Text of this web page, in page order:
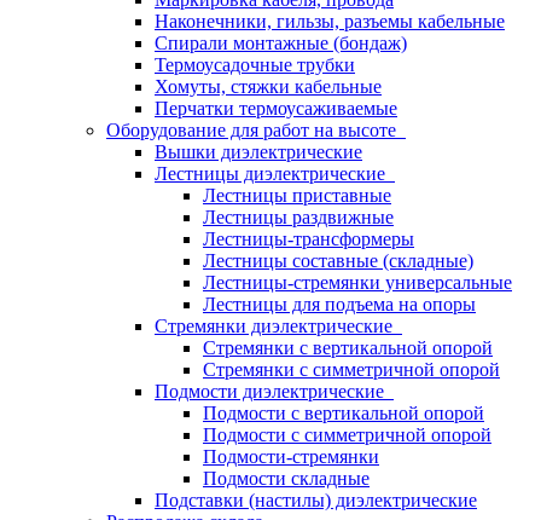
Наконечники, гильзы, разъемы кабельные
Спирали монтажные (бондаж)
Термоусадочные трубки
Хомуты, стяжки кабельные
Перчатки термоусаживаемые
Оборудование для работ на высоте
Вышки диэлектрические
Лестницы диэлектрические
Лестницы приставные
Лестницы раздвижные
Лестницы-трансформеры
Лестницы составные (складные)
Лестницы-стремянки универсальные
Лестницы для подъема на опоры
Стремянки диэлектрические
Стремянки с вертикальной опорой
Стремянки с симметричной опорой
Подмости диэлектрические
Подмости с вертикальной опорой
Подмости с симметричной опорой
Подмости-стремянки
Подмости складные
Подставки (настилы) диэлектрические